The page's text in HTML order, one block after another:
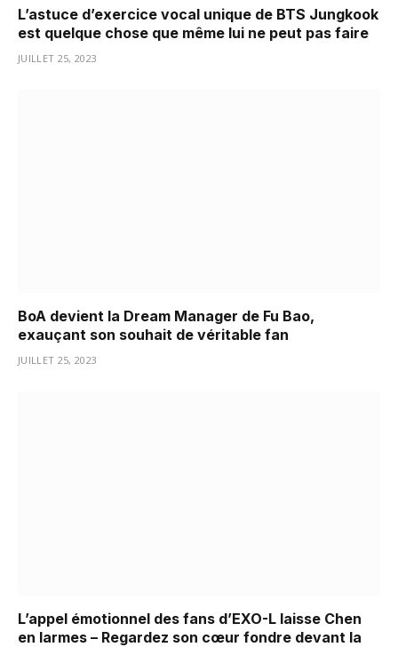
L’astuce d’exercice vocal unique de BTS Jungkook
est quelque chose que même lui ne peut pas faire
JUILLET 25, 2023
BoA devient la Dream Manager de Fu Bao,
exauçant son souhait de véritable fan
JUILLET 25, 2023
L’appel émotionnel des fans d’EXO-L laisse Chen
en larmes – Regardez son cœur fondre devant la